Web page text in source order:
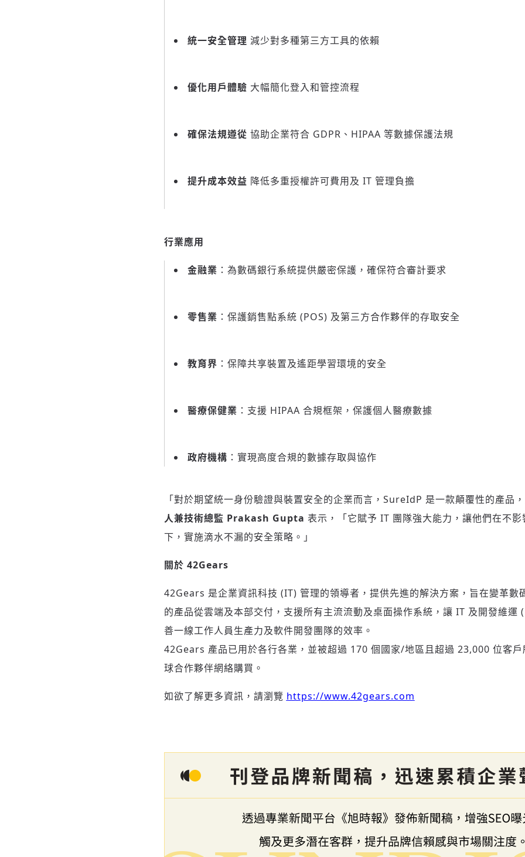
統一安全管理 減少對多種第三方工具的依賴
優化用戶體驗 大幅簡化登入和管控流程
確保法規遵從 協助企業符合 GDPR、HIPAA 等數據保護法規
提升成本效益 降低多重授權許可費用及 IT 管理負擔
行業應用
金融業 ：為數碼銀行系統提供嚴密保護，確保符合審計要求
零售業 ：保護銷售點系統 (POS) 及第三方合作夥伴的存取安全
教育界 ：保障共享裝置及遙距學習環境的安全
醫療保健業 ：支援 HIPAA 合規框架，保護個人醫療數據
政府機構 ：實現高度合規的數據存取與協作
「對於期望統一身份驗證與裝置安全的企業而言，SureIdP 是一款顛覆性的產品，
人兼技術總監 Prakash Gupta 表示，「它賦予 IT 團隊強大能力，讓他們在不
下，實施滴水不漏的安全策略。」
關於 42Gears
42Gears 是企業資訊科技 (IT) 管理的領導者，提供先進的解決方案，旨在變革數
的產品從雲端及本部交付，支援所有主流流動及桌面操作系統，讓 IT 及開發維運
善一線工作人員生產力及軟件開發團隊的效率。
42Gears 產品已用於各行各業，並被超過 170 個國家/地區且超過 23,000 位客戶
球合作夥伴網絡購買。
如欲了解更多資訊，請瀏覽 https://www.42gears.com